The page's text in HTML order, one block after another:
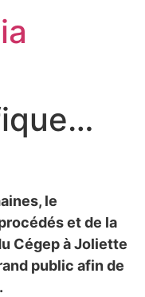
le
et de la
Cégep à Joliette
public afin de